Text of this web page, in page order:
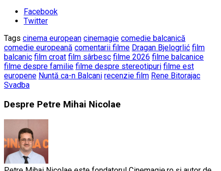
Facebook
Twitter
Tags cinema european cinemagie comedie balcanică
comedie europeană comentarii filme Dragan Bjelogrlić film
balcanic film croat film sârbesc filme 2026 filme balcanice
filme despre familie filme despre stereotipuri filme est
europene Nuntă ca-n Balcani recenzie film Rene Bitorajac
Svadba
Despre Petre Mihai Nicolae